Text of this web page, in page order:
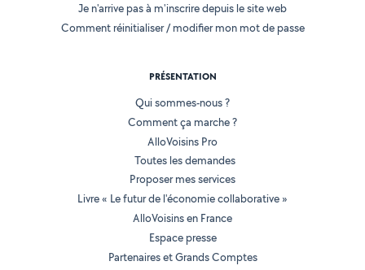
Je n'arrive pas à m'inscrire depuis le site web
Comment réinitialiser / modifier mon mot de passe
PRÉSENTATION
Qui sommes-nous ?
Comment ça marche ?
AlloVoisins Pro
Toutes les demandes
Proposer mes services
Livre « Le futur de l'économie collaborative »
AlloVoisins en France
Espace presse
Partenaires et Grands Comptes